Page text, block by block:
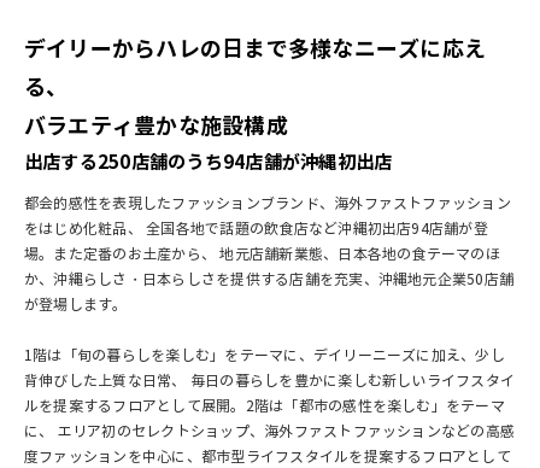
デイリーからハレの日まで多様なニーズに応え
る、
バラエティ豊かな施設構成
出店する250店舗のうち94店舗が沖縄初出店
都会的感性を表現したファッションブランド、海外ファストファッション
をはじめ化粧品、 全国各地で話題の飲食店など沖縄初出店94店舗が登
場。また定番のお土産から、 地元店舗新業態、日本各地の食テーマのほ
か、沖縄らしさ・日本らしさを提供する店舗を充実、沖縄地元企業50店舗
が登場します。
1階は「旬の暮らしを楽しむ」をテーマに、デイリーニーズに加え、少し
背伸びした上質な日常、 毎日の暮らしを豊かに楽しむ新しいライフスタイ
ルを提案するフロアとして展開。2階は「都市の感性を楽しむ」をテーマ
に、 エリア初のセレクトショップ、海外ファストファッションなどの高感
度ファッションを中心に、都市型ライフスタイルを提案するフロアとして